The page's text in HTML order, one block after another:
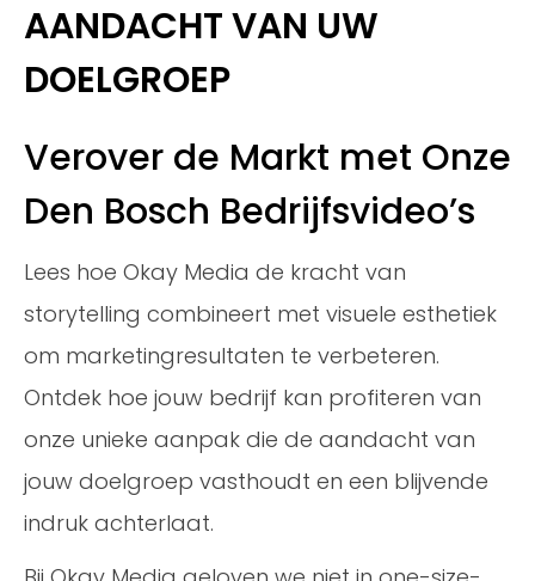
AANDACHT VAN UW
DOELGROEP
Verover de Markt met Onze
Den Bosch Bedrijfsvideo’s
Lees hoe Okay Media de kracht van
storytelling combineert met visuele esthetiek
om marketingresultaten te verbeteren.
Ontdek hoe jouw bedrijf kan profiteren van
onze unieke aanpak die de aandacht van
jouw doelgroep vasthoudt en een blijvende
indruk achterlaat.